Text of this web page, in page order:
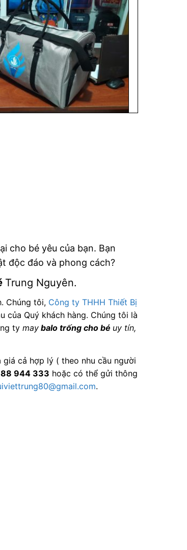
cho bé yêu của bạn. Bạn
độc đáo và phong cách?
Trung Nguyên.
Chúng tôi, Công ty THHH Thiết Bị
Quý khách hàng. Chúng tôi là
tymaybalo trống cho bé uy tín,
cả hợp lý ( theo nhu cầu người
944 333 hoặc có thể gửi thông
.